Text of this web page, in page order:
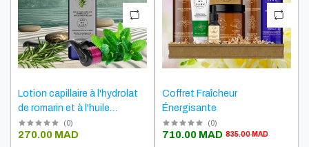
Lotion capillaire à l'hydrolat
de romarin et à l'huile
essentielle de menthe
poivrée
(0)
270.00 MAD
Coffret Fraîcheur
Énergisante
(0)
835.00 MAD
710.00 MAD